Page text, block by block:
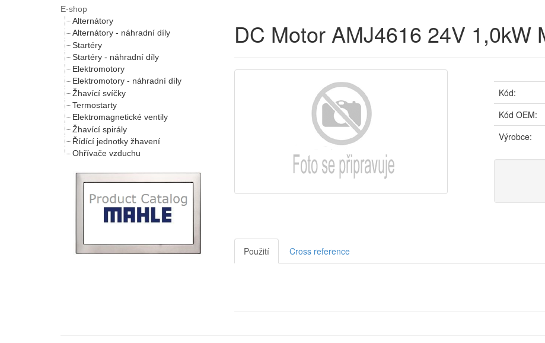
E-shop
Alternátory
Alternátory - náhradní díly
Startéry
Startéry - náhradní díly
Elektromotory
Elektromotory - náhradní díly
Žhavící svíčky
Termostarty
Elektromagnetické ventily
Žhavící spirály
Řídící jednotky žhavení
Ohřívače vzduchu
DC Motor AMJ4616 24V 1,0kW
Kód:
Kód OEM:
Výrobce:
Použití Cross reference